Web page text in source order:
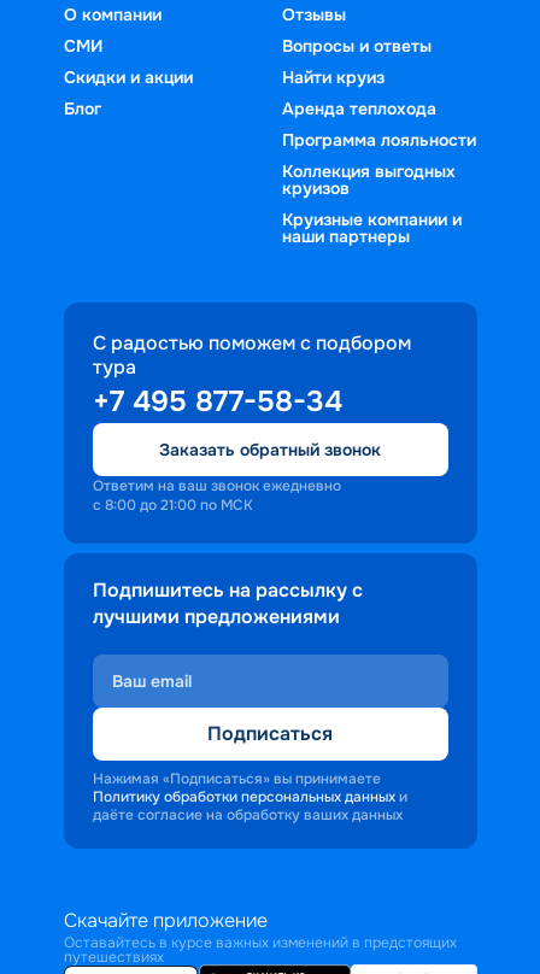
О компании
СМИ
Скидки и акции
Блог
Отзывы
Вопросы и ответы
Найти круиз
Аренда теплохода
Программа лояльности
Коллекция выгодных
круизов
Круизные компании и
наши партнеры
С радостью поможем с подбором
тура
+7 495 877-58-34
Заказать обратный звонок
Ответим на ваш звонок ежедневно
с 8:00 до 21:00 по МСК
Подпишитесь на рассылку с
лучшими предложениями
Подписаться
Нажимая «Подписаться» вы принимаете
Политику обработки персональных данных и
даёте согласие на обработку ваших данных
Скачайте приложение
Оставайтесь в курсе важных изменений в предстоящих
путешествиях